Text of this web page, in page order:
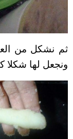
ثم نشكل من
ونجعل لها شكلا